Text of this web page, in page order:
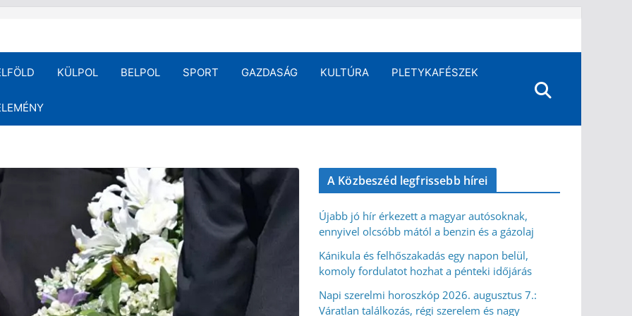
KÜLPOL BELPOL SPORT GAZDASÁG KULTÚRA PLETYKAFÉSZEK
A Közbeszéd legfrissebb hírei
Újabb jó hír érkezett a magyar autósoknak,
ennyivel olcsóbb mától a benzin és a gázolaj
Kánikula és felhőszakadás egy napon belül,
komoly fordulatot hozhat a pénteki időjárás
Napi szerelmi horoszkóp 2026. augusztus 7.:
Váratlan találkozás, régi szerelem és nagy